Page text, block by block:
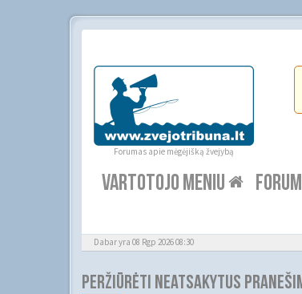
Forumas apie mėgėjišką žvejybą
VARTOTOJO MENIU
Dabar yra 08 Rgp 2026 08:30
PERŽIŪRĖTI NEATSAKYTUS